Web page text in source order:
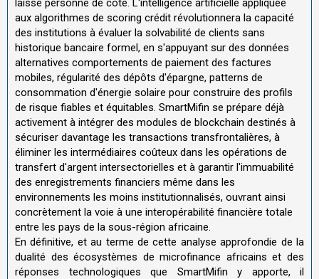
laisse personne de côté. L'intelligence artificielle appliquée
aux algorithmes de scoring crédit révolutionnera la capacité
des institutions à évaluer la solvabilité de clients sans
historique bancaire formel, en s'appuyant sur des données
alternatives comportements de paiement des factures
mobiles, régularité des dépôts d'épargne, patterns de
consommation d'énergie solaire pour construire des profils
de risque fiables et équitables. SmartMifin se prépare déjà
activement à intégrer des modules de blockchain destinés à
sécuriser davantage les transactions transfrontalières, à
éliminer les intermédiaires coûteux dans les opérations de
transfert d'argent intersectorielles et à garantir l'immuabilité
des enregistrements financiers même dans les
environnements les moins institutionnalisés, ouvrant ainsi
concrètement la voie à une interopérabilité financière totale
entre les pays de la sous-région africaine.
En définitive, et au terme de cette analyse approfondie de la
dualité des écosystèmes de microfinance africains et des
réponses technologiques que SmartMifin y apporte, il